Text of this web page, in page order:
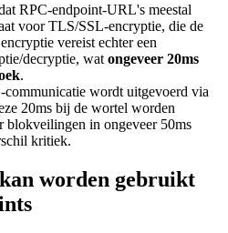
RPC-endpoint-URL's meestal
voor TLS/SSL-encryptie, die de
vereist echter een
decryptie, wat ongeveer 20ms
.
wordt uitgevoerd via
20ms bij de wortel worden
blokveilingen in ongeveer 50ms
kritiek.
worden gebruikt